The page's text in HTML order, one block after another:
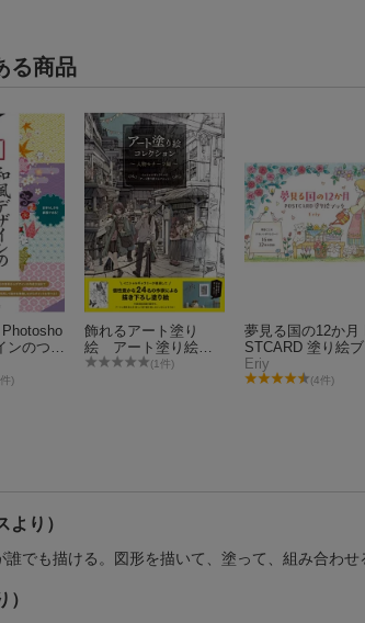
る商品
のつく
)
飾れるアート塗り
絵 アート塗り絵コ
レクション(1件)
夢見る国の12か月
STCARD 塗り絵ブ
ク
Eriy
(4件)
り）
でも描ける。図形を描いて、塗って、組み合わせ